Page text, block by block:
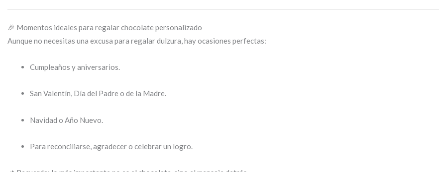
🎉 Momentos ideales para regalar chocolate personalizado
Aunque no necesitas una excusa para regalar dulzura, hay ocasiones perfectas:
Cumpleaños y aniversarios.
San Valentín, Día del Padre o de la Madre.
Navidad o Año Nuevo.
Para reconciliarse, agradecer o celebrar un logro.